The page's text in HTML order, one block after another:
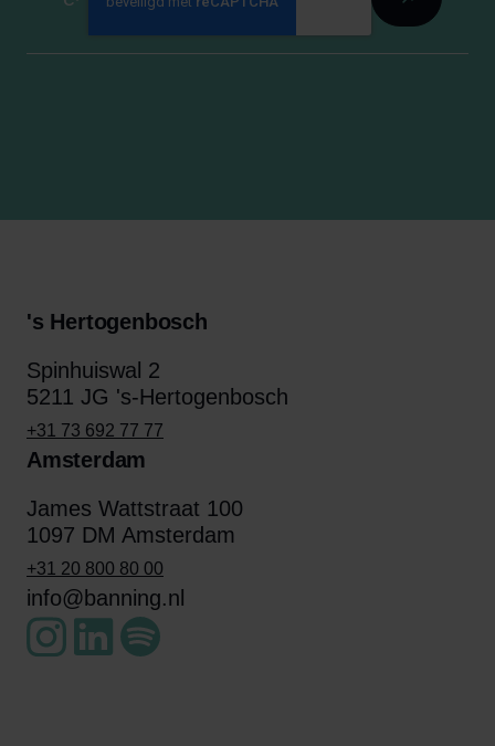
's Hertogenbosch
Spinhuiswal 2
5211 JG 's-Hertogenbosch
+31 73 692 77 77
Amsterdam
James Wattstraat 100
1097 DM Amsterdam
+31 20 800 80 00
info@banning.nl